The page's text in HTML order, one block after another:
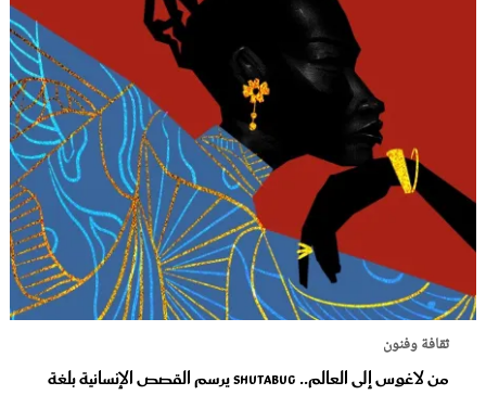
ثقافة وفنون
من لاغوس إلى العالم.. Shutabug يرسم القصص الإنسانية بلغة